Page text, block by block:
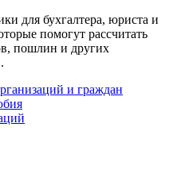
для бухгалтера, юриста и
помогут рассчитать
пошлин и других
и граждан